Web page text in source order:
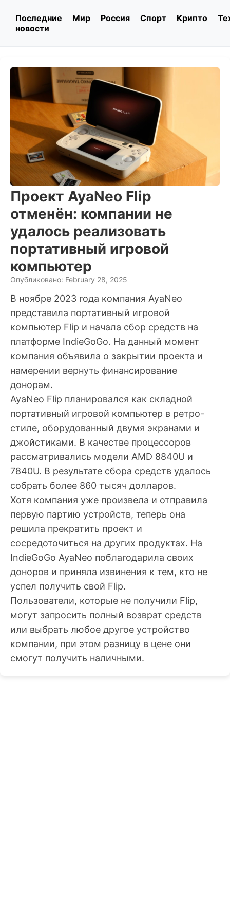
Последние
новости
Мир Россия Спорт Крипто
Проект AyaNeo Flip
отменён: компании не
удалось реализовать
портативный игровой
компьютер
Опубликовано: February 28, 2025
В ноябре 2023 года компания AyaNeo
представила портативный игровой
компьютер Flip и начала сбор средств на
платформе IndieGoGo. На данный момент
компания объявила о закрытии проекта и
намерении вернуть финансирование
донорам.
AyaNeo Flip планировался как складной
портативный игровой компьютер в ретро-
стиле, оборудованный двумя экранами и
джойстиками. В качестве процессоров
рассматривались модели AMD 8840U и
7840U. В результате сбора средств удалось
собрать более 860 тысяч долларов.
Хотя компания уже произвела и отправила
первую партию устройств, теперь она
решила прекратить проект и
сосредоточиться на других продуктах. На
IndieGoGo AyaNeo поблагодарила своих
доноров и приняла извинения к тем, кто не
успел получить свой Flip.
Пользователи, которые не получили Flip,
могут запросить полный возврат средств
или выбрать любое другое устройство
компании, при этом разницу в цене они
смогут получить наличными.